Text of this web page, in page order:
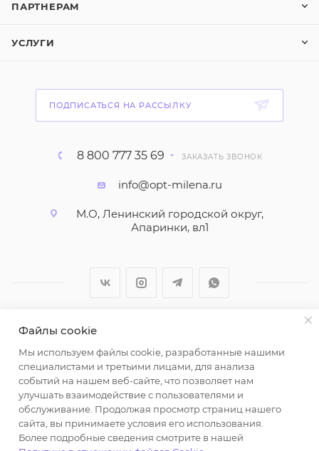
ПАРТНЕРАМ
УСЛУГИ
ПОДПИСАТЬСЯ НА РАССЫЛКУ
8 800 777 35 69 ЗАКАЗАТЬ ЗВОНОК
info@opt-milena.ru
М.О, Ленинский городской округ,
Апаринки, вл1
2026 © ООО "Вайт Текстиль групп"
Любая информация на сайте носит справочный
характер и не является публичной офертой
определяемой положениями пункта 2 статьи 437
Гражданского кодекса Российской Федерации.
Использование любых материалов, опубликованных
на https://opt-milena.ru, допустимо только при
Файлы cookie
Мы используем файлы cookie, разработанные нашими
специалистами и третьими лицами, для анализа
событий на нашем веб-сайте, что позволяет нам
улучшать взаимодействие с пользователями и
обслуживание. Продолжая просмотр страниц нашего
сайта, вы принимаете условия его использования.
Более подробные сведения смотрите в нашей